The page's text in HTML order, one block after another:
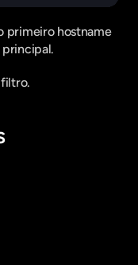
primeiro hostname
filtro.